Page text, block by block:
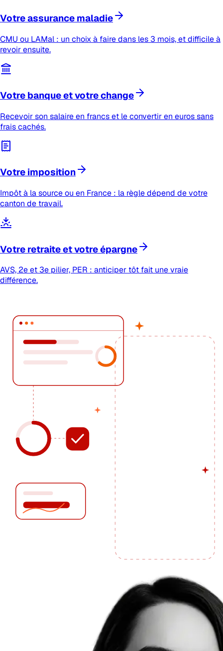
Votre assurance maladie
CMU ou LAMal : un choix à faire dans les 3 mois, et difficile à
revoir ensuite.
Votre banque et votre change
Recevoir son salaire en francs et le convertir en euros sans
frais cachés.
Votre imposition
Impôt à la source ou en France : la règle dépend de votre
canton de travail.
Votre retraite et votre épargne
AVS, 2e et 3e pilier, PER : anticiper tôt fait une vraie
différence.